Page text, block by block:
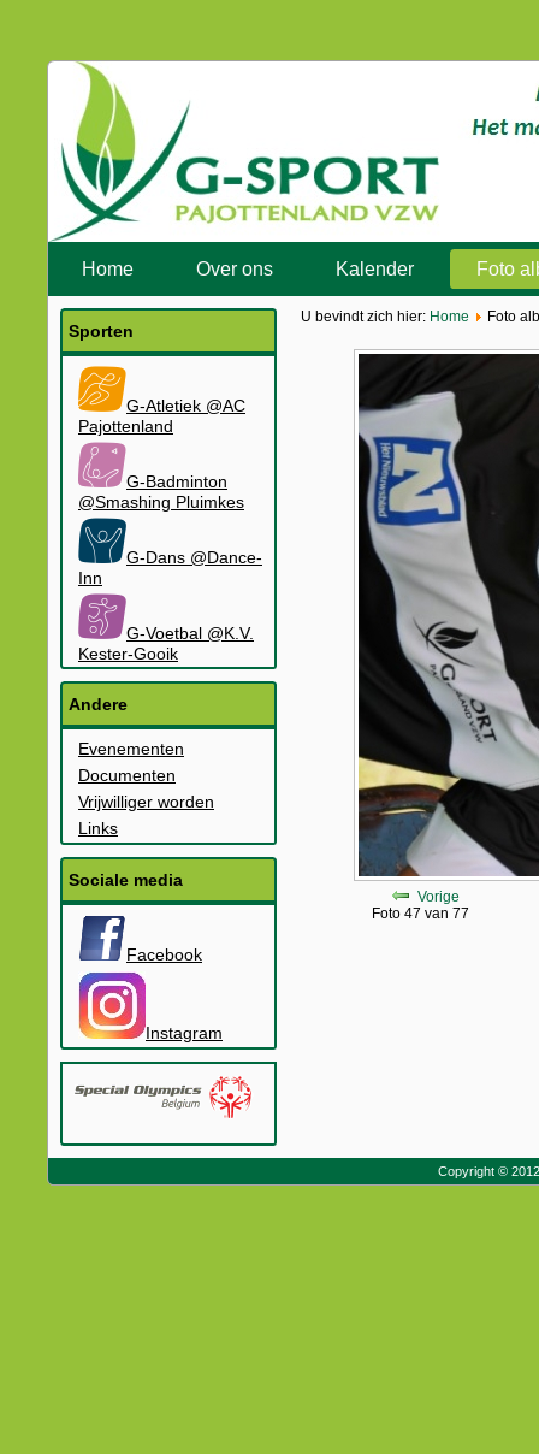
Home Over ons Kalender Foto
Sporten
G-Atletiek @AC
Pajottenland
G-Badminton
@Smashing Pluimkes
G-Dans @Dance-
Inn
G-Voetbal @K.V.
Kester-Gooik
Andere
Evenementen
Documenten
Vrijwilliger worden
Links
Sociale media
Facebook
Instagram
U bevindt zich hier: Home Foto
Vorige
Foto 47 van 77
Copyright ©